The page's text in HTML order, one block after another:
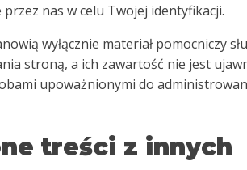
nas w celu Twojej identyfikacji.
wyłącznie materiał pomocniczy
stroną, a ich zawartość nie jest
upoważnionymi do
treści z innych